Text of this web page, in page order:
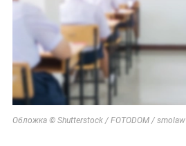
Обложка © Shutterstock / FOTODOM / smolaw